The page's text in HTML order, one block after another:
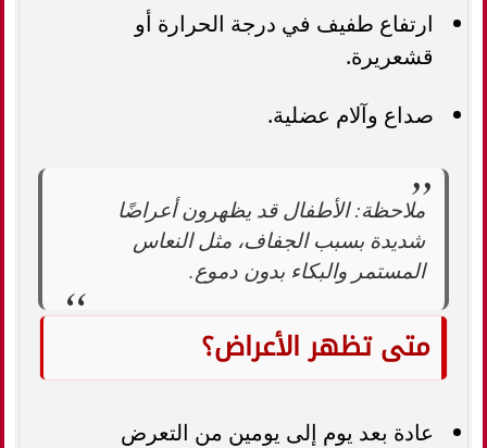
ارتفاع طفيف في درجة الحرارة أو
قشعريرة.
صداع وآلام عضلية.
ملاحظة: الأطفال قد يظهرون أعراضًا
شديدة بسبب الجفاف، مثل النعاس
المستمر والبكاء بدون دموع.
متى تظهر الأعراض؟
عادة بعد يوم إلى يومين من التعرض